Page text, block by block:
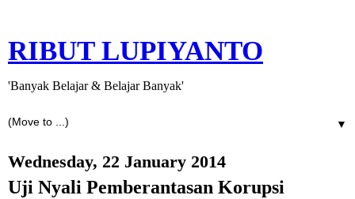
RIBUT LUPIYANTO
'Banyak Belajar & Belajar Banyak'
▼
Wednesday, 22 January 2014
Uji Nyali Pemberantasan Korupsi